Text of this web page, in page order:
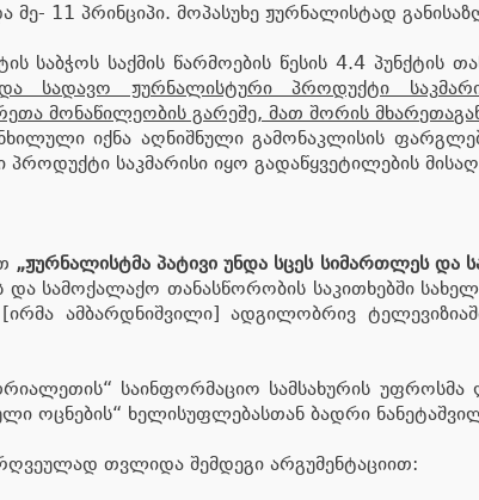
მე- 11 პრინციპი. მოპასუხე ჟურნალისტად
საბჭოს საქმის წარმოების წესის 4.4 პუნქტის
სადავო ჟურნალისტური პროდუქტი
მონაწილეობის გარეშე, მათ შორის
იქნა აღნიშნული გამონაკლისის
საკმარისი იყო გადაწყვეტილების
„ჟურნალისტმა პატივი უნდა სცეს სიმართლეს და
და სამოქალაქო თანასწორობის საკითხებში
ამბარდნიშვილი] ადგილობრივ
საინფორმაციო სამსახურის
ოცნების“ ხელისუფლებასთან ბადრი
თვლიდა შემდეგი არგუმენტაციით: